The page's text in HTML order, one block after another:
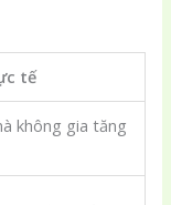
tế
không gia tăng